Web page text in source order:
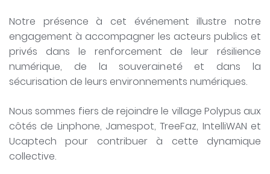
Notre présence à cet événement illustre notre
engagement à accompagner les acteurs publics et
privés dans le renforcement de leur résilience
numérique, de la souveraineté et dans la
sécurisation de leurs environnements numériques.
Nous sommes fiers de rejoindre le village Polypus aux
côtés de Linphone, Jamespot, TreeFaz, IntelliWAN et
Ucaptech pour contribuer à cette dynamique
collective.